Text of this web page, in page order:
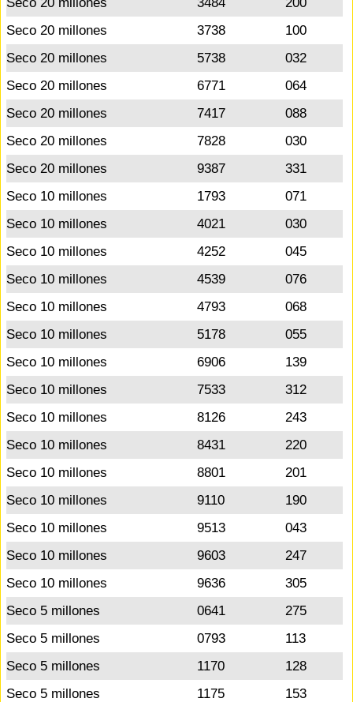
Seco 20 millones
3738
100
Seco 20 millones
5738
032
Seco 20 millones
6771
064
Seco 20 millones
7417
088
Seco 20 millones
7828
030
Seco 20 millones
9387
331
Seco 10 millones
1793
071
Seco 10 millones
4021
030
Seco 10 millones
4252
045
Seco 10 millones
4539
076
Seco 10 millones
4793
068
Seco 10 millones
5178
055
Seco 10 millones
6906
139
Seco 10 millones
7533
312
Seco 10 millones
8126
243
Seco 10 millones
8431
220
Seco 10 millones
8801
201
Seco 10 millones
9110
190
Seco 10 millones
9513
043
Seco 10 millones
9603
247
Seco 10 millones
9636
305
Seco 5 millones
0641
275
Seco 5 millones
0793
113
Seco 5 millones
1170
128
Seco 5 millones
1175
153